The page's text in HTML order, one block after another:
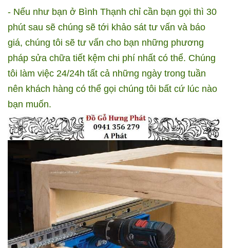
- Nếu như bạn ở Bình Thạnh chỉ cần bạn gọi thì 30
phút sau sẽ chúng sẽ tới khảo sát tư vấn và báo
giá, chúng tôi sẽ tư vấn cho bạn những phương
pháp sửa chữa tiết kệm chi phí nhất có thể. Chúng
tôi làm việc 24/24h tất cả những ngày trong tuần
nên khách hàng có thể gọi chúng tôi bất cứ lúc nào
bạn muốn.